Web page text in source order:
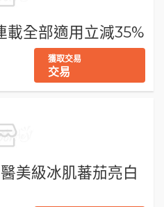
載全部適用立減35%
獲取交易
交易
美級冰肌蕃茄亮白